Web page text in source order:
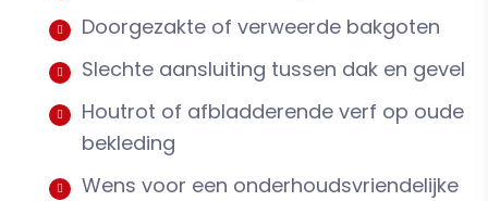
Doorgezakte of verweerde bakgoten
Slechte aansluiting tussen dak en gevel
Houtrot of afbladderende verf op oude
bekleding
Wens voor een onderhoudsvriendelijke